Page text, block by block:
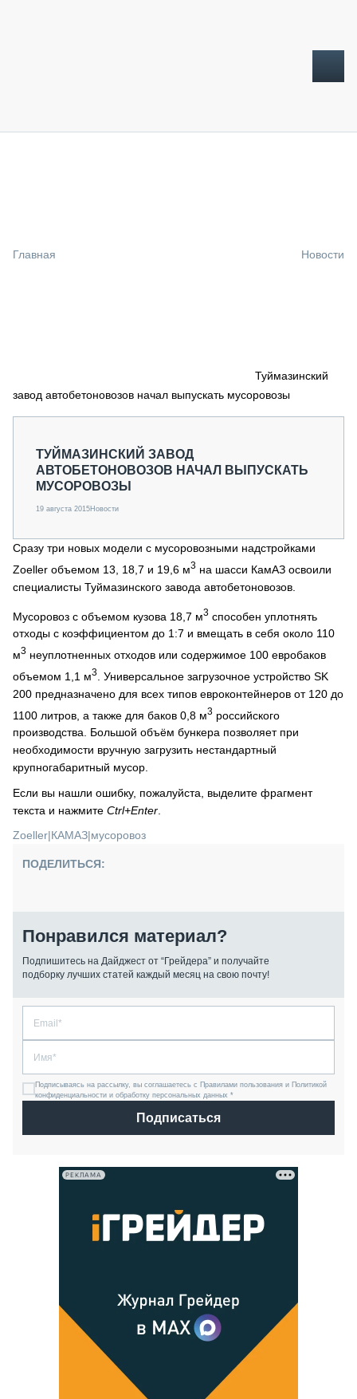
СПЕЦПРОЕКТЫ
О ПРОЕКТЕ
Главная Новости
Туймазинский
завод автобетоновозов начал выпускать мусоровозы
ТУЙМАЗИНСКИЙ ЗАВОД
АВТОБЕТОНОВОЗОВ НАЧАЛ ВЫПУСКАТЬ
МУСОРОВОЗЫ
19 августа 2015Новости
Сразу три новых модели с мусоровозными надстройками
Zoeller объемом 13, 18,7 и 19,6 м3 на шасси КамАЗ освоили
специалисты Туймазинского завода автобетоновозов.
Мусоровоз с объемом кузова 18,7 м3 способен уплотнять
отходы с коэффициентом до 1:7 и вмещать в себя около 110
м3 неуплотненных отходов или содержимое 100 евробаков
объемом 1,1 м3
. Универсальное загрузочное устройство SK
200 предназначено для всех типов евроконтейнеров от 120 до
1100 литров, а также для баков 0,8 м3 российского
производства. Большой объём бункера позволяет при
необходимости вручную загрузить нестандартный
крупногабаритный мусор.
Если вы нашли ошибку, пожалуйста, выделите фрагмент
текста и нажмите Ctrl+Enter.
Zoeller|КАМАЗ|мусоровоз
ПОДЕЛИТЬСЯ:
Понравился материал?
Подпишитесь на Дайджест от “Грейдера” и получайте
подборку лучших статей каждый месяц на свою почту!
Подписываясь на рассылку, вы соглашаетесь с Правилами пользования и Политикой
конфиденциальности и обработку персональных данных *
Подписаться
РЕКЛАМА